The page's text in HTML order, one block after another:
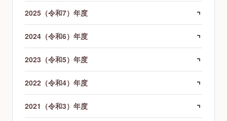
2025（令和7）年度
2024（令和6）年度
2023（令和5）年度
2022（令和4）年度
2021（令和3）年度